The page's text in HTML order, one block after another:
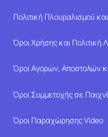
Πολιτική Πλουραλισμού
Όροι Χρήσης και Πολιτική
Όροι Αγορών, Αποστολών
Όροι Συμμετοχής σε
Όροι Παραχώρησης Video